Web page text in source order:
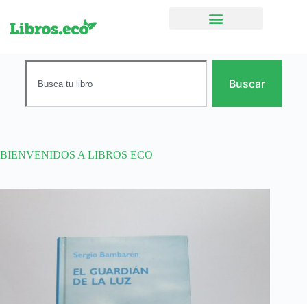
Buscar
BIENVENIDOS A LIBROS ECO